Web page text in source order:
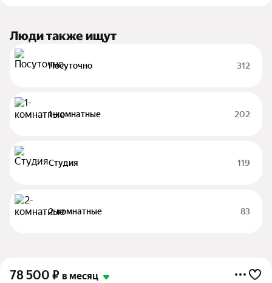
Люди также ищут
Посуточно 312
1-комнатные 202
Студия 119
2-комнатные 83
78 500 ₽ в месяц